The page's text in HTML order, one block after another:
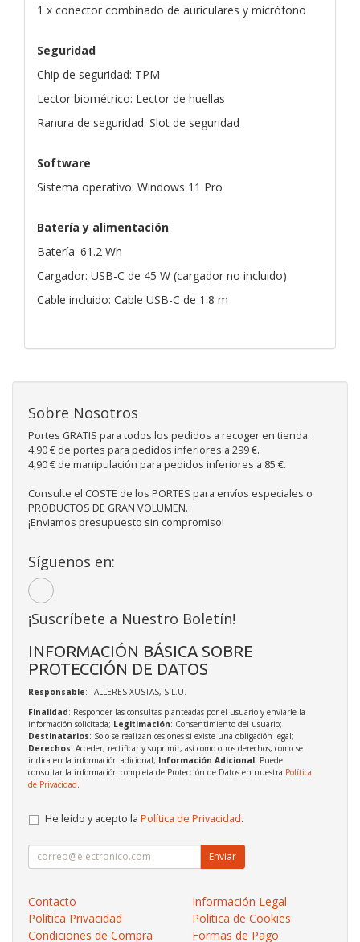
1 x conector combinado de auriculares y micrófono
Seguridad
Chip de seguridad: TPM
Lector biométrico: Lector de huellas
Ranura de seguridad: Slot de seguridad
Software
Sistema operativo: Windows 11 Pro
Batería y alimentación
Batería: 61.2 Wh
Cargador: USB-C de 45 W (cargador no incluido)
Cable incluido: Cable USB-C de 1.8 m
Sobre Nosotros
Portes GRATIS para todos los pedidos a recoger en tienda.
4,90 € de portes para pedidos inferiores a 299 €.
4,90 € de manipulación para pedidos inferiores a 85 €.
Consulte el COSTE de los PORTES para envíos especiales o
PRODUCTOS DE GRAN VOLUMEN.
¡Enviamos presupuesto sin compromiso!
Síguenos en:
¡Suscríbete a Nuestro Boletín!
INFORMACIÓN BÁSICA SOBRE
PROTECCIÓN DE DATOS
Responsable: TALLERES XUSTAS, S.L.U.
Finalidad: Responder las consultas planteadas por el usuario y enviarle la
información solicitada; Legitimación: Consentimiento del usuario;
Destinatarios: Solo se realizan cesiones si existe una obligación legal;
Derechos: Acceder, rectificar y suprimir, así como otros derechos, como se
indica en la información adicional; Información Adicional: Puede
consultar la información completa de Protección de Datos en nuestra Política
de Privacidad
He leído y acepto la Política de Privacidad.
Enviar
Contacto
Información Legal
Política Privacidad
Política de Cookies
Condiciones de Compra
Formas de Pago